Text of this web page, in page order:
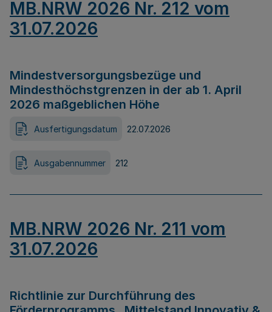
MB.NRW 2026 Nr. 212 vom
31.07.2026
Mindestversorgungsbezüge und
Mindesthöchstgrenzen in der ab 1. April
2026 maßgeblichen Höhe
Ausfertigungsdatum 22.07.2026
Ausgabennummer 212
MB.NRW 2026 Nr. 211 vom
31.07.2026
Richtlinie zur Durchführung des